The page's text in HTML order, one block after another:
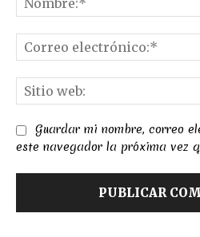
Guardar mi nombre, correo
este navegador la próxima vez